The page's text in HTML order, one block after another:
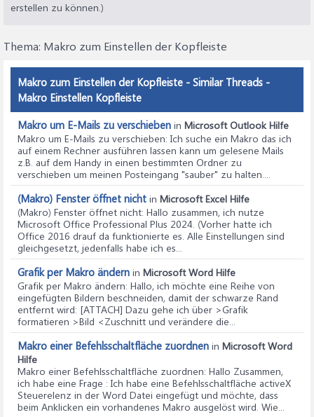
erstellen zu können.)
Thema: Makro zum Einstellen der Kopfleiste
Makro zum Einstellen der Kopfleiste - Similar Threads -
Makro Einstellen Kopfleiste
Makro um E-Mails zu verschieben in Microsoft Outlook Hilfe
Makro um E-Mails zu verschieben: Ich suche ein Makro das ich
auf einem Rechner ausführen lassen kann um gelesene Mails
z.B. auf dem Handy in einen bestimmten Ordner zu
verschieben um meinen Posteingang "sauber" zu halten....
(Makro) Fenster öffnet nicht in Microsoft Excel Hilfe
(Makro) Fenster öffnet nicht: Hallo zusammen, ich nutze
Microsoft Office Professional Plus 2024. (Vorher hatte ich
Office 2016 drauf da funktionierte es. Alle Einstellungen sind
gleichgesetzt, jedenfalls habe ich es...
Grafik per Makro ändern in Microsoft Word Hilfe
Grafik per Makro ändern: Hallo, ich möchte eine Reihe von
eingefügten Bildern beschneiden, damit der schwarze Rand
entfernt wird: [ATTACH] Dazu gehe ich über >Grafik
formatieren >Bild <Zuschnitt und verändere die...
Makro einer Befehlsschaltfläche zuordnen in Microsoft Word
Hilfe
Makro einer Befehlsschaltfläche zuordnen: Hallo Zusammen,
ich habe eine Frage : Ich habe eine Befehlsschaltfläche activeX
Steuerelenz in der Word Datei eingefügt und möchte, dass
beim Anklicken ein vorhandenes Makro ausgelöst wird. Wie...